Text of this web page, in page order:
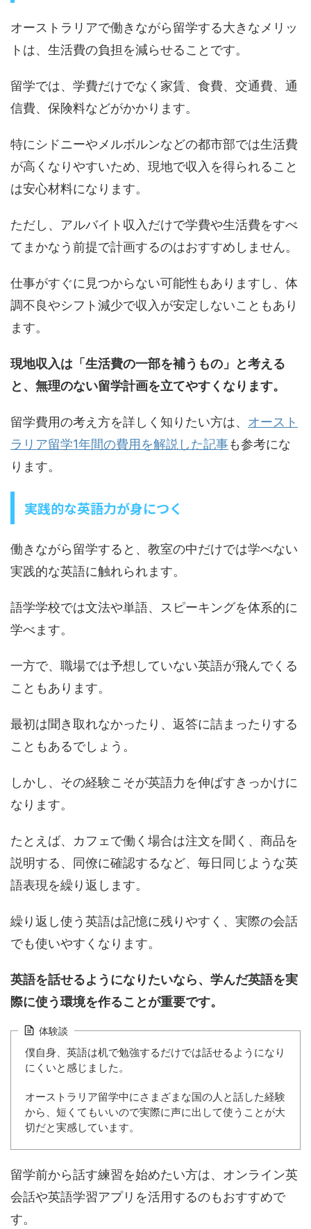
オーストラリアで働きながら留学する大きなメリッ
トは、生活費の負担を減らせることです。
留学では、学費だけでなく家賃、食費、交通費、通
信費、保険料などがかかります。
特にシドニーやメルボルンなどの都市部では生活費
が高くなりやすいため、現地で収入を得られること
は安心材料になります。
ただし、アルバイト収入だけで学費や生活費をすべ
てまかなう前提で計画するのはおすすめしません。
仕事がすぐに見つからない可能性もありますし、体
調不良やシフト減少で収入が安定しないこともあり
ます。
現地収入は「生活費の一部を補うもの」と考える
と、無理のない留学計画を立てやすくなります。
留学費用の考え方を詳しく知りたい方は、 オースト
ラリア留学1年間の費用を解説した記事も参考にな
ります。
実践的な英語力が身につく
働きながら留学すると、教室の中だけでは学べない
実践的な英語に触れられます。
語学学校では文法や単語、スピーキングを体系的に
学べます。
一方で、職場では予想していない英語が飛んでくる
こともあります。
最初は聞き取れなかったり、返答に詰まったりする
こともあるでしょう。
しかし、その経験こそが英語力を伸ばすきっかけに
なります。
たとえば、カフェで働く場合は注文を聞く、商品を
説明する、同僚に確認するなど、毎日同じような英
語表現を繰り返します。
繰り返し使う英語は記憶に残りやすく、実際の会話
でも使いやすくなります。
英語を話せるようになりたいなら、学んだ英語を実
際に使う環境を作ることが重要です。
体験談
僕自身、英語は机で勉強するだけでは話せるようになり
にくいと感じました。
オーストラリア留学中にさまざまな国の人と話した経験
から、短くてもいいので実際に声に出して使うことが大
切だと実感しています。
留学前から話す練習を始めたい方は、オンライン英
会話や英語学習アプリを活用するのもおすすめで
す。